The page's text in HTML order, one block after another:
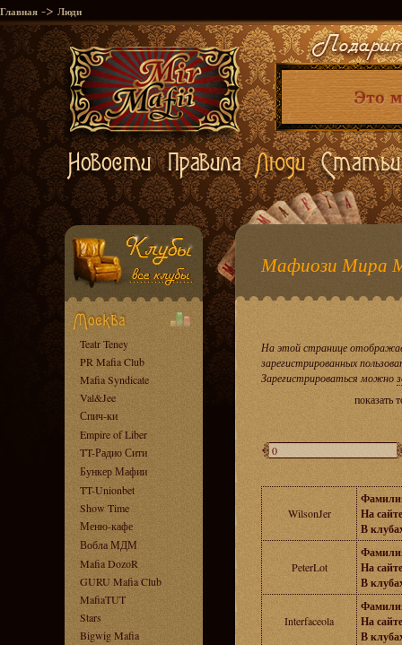
Главная -> Люди
Teatr Teney
PR Mafia Club
Mafia Syndicate
Val&Jee
Спич-ки
Empire of Liber
TT-Радио Сити
Бункер Мафии
TT-Unionbet
Show Time
Меню-кафе
Вобла МДМ
Mafia DozoR
GURU Mafia Club
MafiaTUT
Stars
Bigwig Mafia
Мафиози Мира
На этой странице
зарегистрированных
Зарегистрироваться можно
показать
WilsonJer
На
В
PeterLot
На
В
Interfaceola
На
В